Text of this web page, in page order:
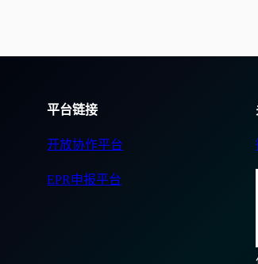
平台链接
开放协作平台
EPR申报平台